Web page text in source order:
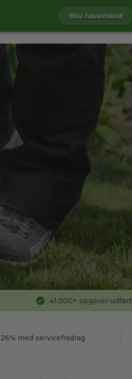
Bliv havemand
41.000+ opgaver udført
med servicefradrag